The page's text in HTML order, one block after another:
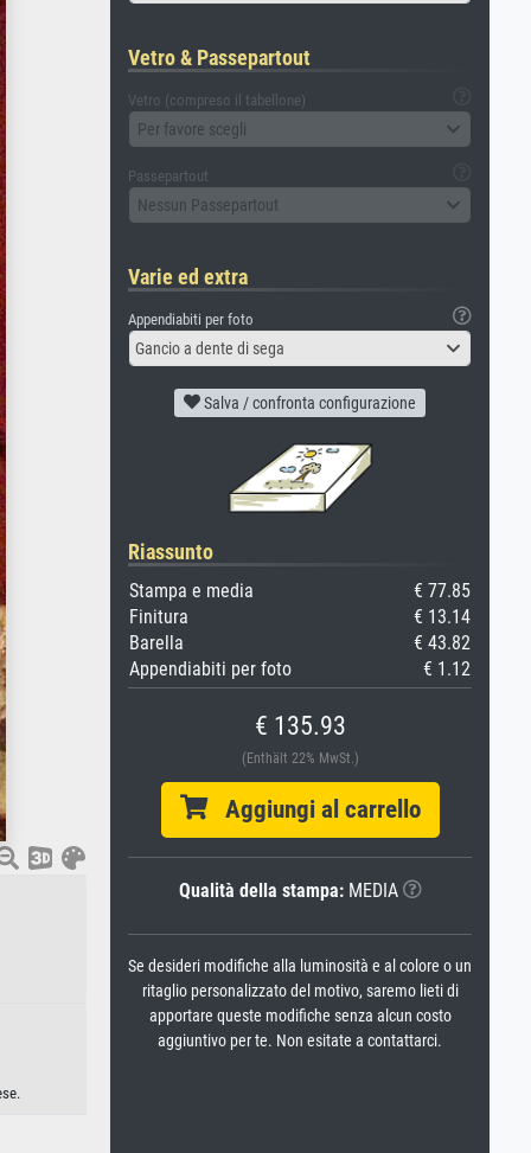
Vetro & Passepartout
Vetro (compreso il tabellone)
Per favore scegli
Passepartout
Nessun Passepartout
Varie ed extra
Appendiabiti per foto
Gancio a dente di sega
Salva / confronta configurazione
Riassunto
Stampa e media
€ 77.85
Finitura
€ 13.14
Barella
€ 43.82
Appendiabiti per foto
€ 1.12
€ 135.93
(Enthält 22% MwSt.)
Aggiungi al carrello
Qualità della stampa:MEDIA
Se desideri modifiche alla luminosità e al colore o un
ritaglio personalizzato del motivo, saremo lieti di
apportare queste modifiche senza alcun costo
aggiuntivo per te. Non esitate a contattarci.